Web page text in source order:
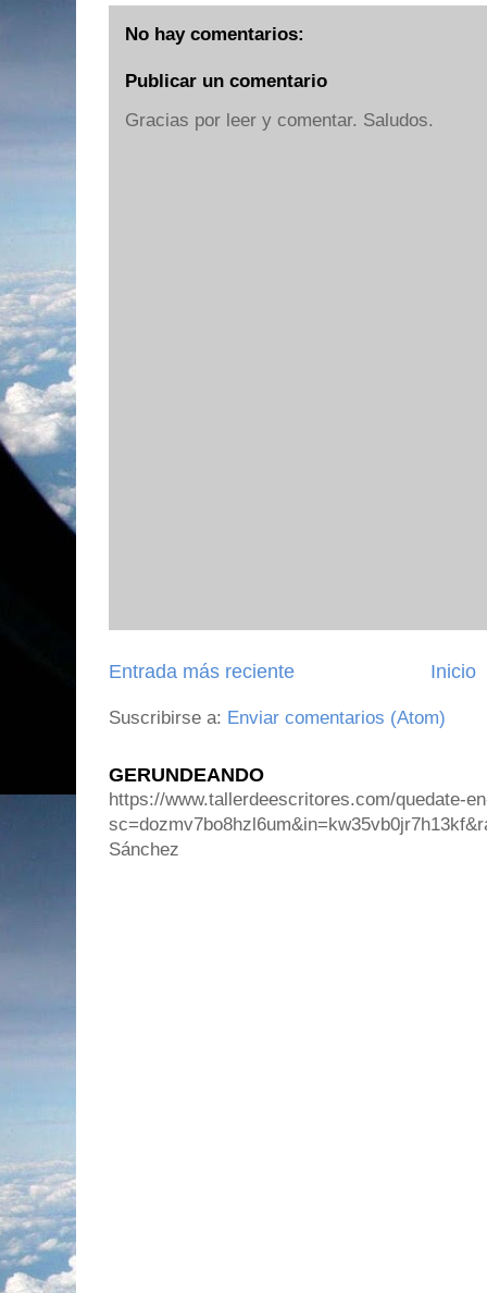
No hay comentarios:
Publicar un comentario
Gracias por leer y comentar. Saludos.
Entrada más reciente Inicio
Suscribirse a: Enviar comentarios (Atom)
GERUNDEANDO
https://www.tallerdeescritores.com/quedate-
Sánchez